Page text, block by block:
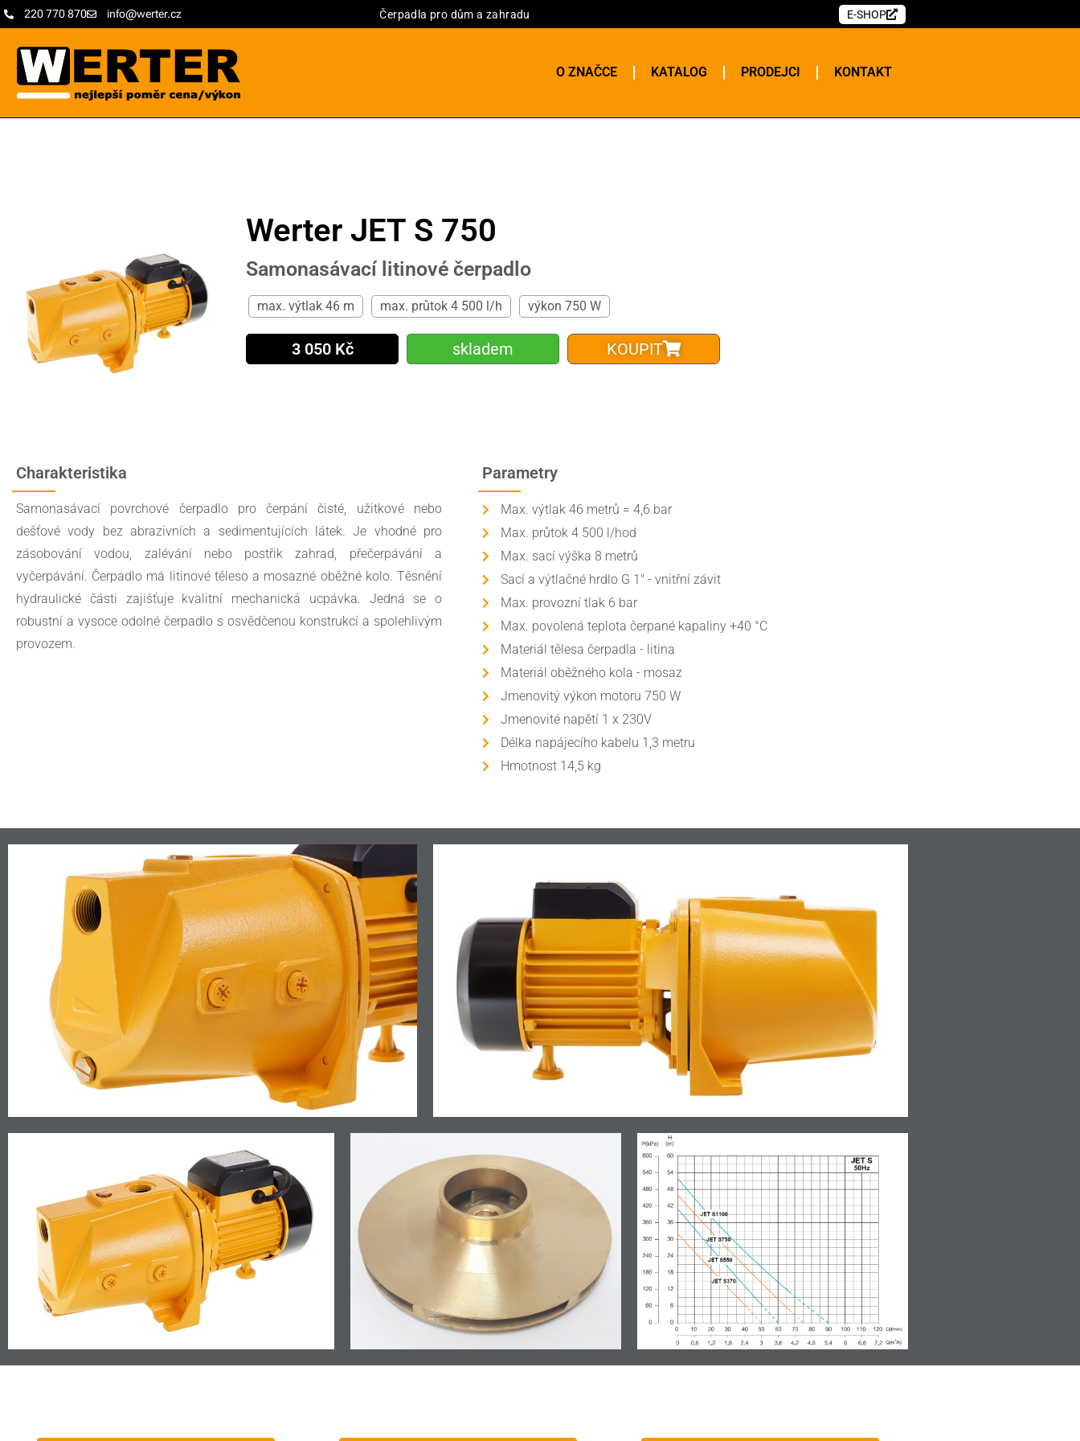
220 770 870 info@werter.cz Čerpadla pro dům a zahradu E-SHOP
O ZNAČCE KATALOG PRODEJCI KONTAKT
Werter JET S 750
Samonasávací litinové čerpadlo
max. výtlak 46 m max. průtok 4 500 l/h výkon 750 W
3 050 Kč skladem KOUPIT
Charakteristika
Samonasávací povrchové čerpadlo pro čerpání čisté, užitkové nebo
dešťové vody bez abrazivních a sedimentujících látek. Je vhodné pro
zásobování vodou, zalévání nebo postřik zahrad, přečerpávání a
vyčerpávání. Čerpadlo má litinové těleso a mosazné oběžné kolo. Těsnění
hydraulické části zajišťuje kvalitní mechanická ucpávka. Jedná se o
robustní a vysoce odolné čerpadlo s osvědčenou konstrukcí a spolehlivým
provozem.
Parametry
Max. výtlak 46 metrů = 4,6 bar
Max. průtok 4 500 l/hod
Max. sací výška 8 metrů
Sací a výtlačné hrdlo G 1" - vnitřní závit
Max. provozní tlak 6 bar
Max. povolená teplota čerpané kapaliny +40 °C
Materiál tělesa čerpadla - litina
Materiál oběžného kola - mosaz
Jmenovitý výkon motoru 750 W
Jmenovité napětí 1 x 230V
Délka napájecího kabelu 1,3 metru
Hmotnost 14,5 kg